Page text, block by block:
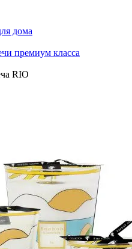
дома
премиум класса
RIO